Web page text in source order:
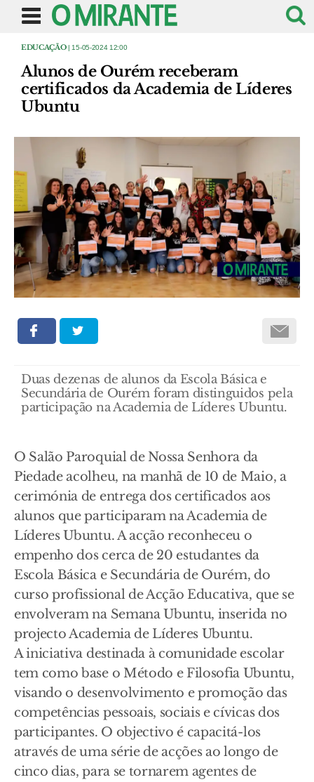
EDUCAÇÃO| 15-05-2024 12:00
Alunos de Ourém receberam
certificados da Academia de Líderes
Ubuntu
Duas dezenas de alunos da Escola Básica e
Secundária de Ourém foram distinguidos pela
participação na Academia de Líderes Ubuntu.
O Salão Paroquial de Nossa Senhora da
Piedade acolheu, na manhã de 10 de Maio, a
cerimónia de entrega dos certificados aos
alunos que participaram na Academia de
Líderes Ubuntu. A acção reconheceu o
empenho dos cerca de 20 estudantes da
Escola Básica e Secundária de Ourém, do
curso profissional de Acção Educativa, que se
envolveram na Semana Ubuntu, inserida no
projecto Academia de Líderes Ubuntu.
A iniciativa destinada à comunidade escolar
tem como base o Método e Filosofia Ubuntu,
visando o desenvolvimento e promoção das
competências pessoais, sociais e cívicas dos
participantes. O objectivo é capacitá-los
através de uma série de acções ao longo de
cinco dias, para se tornarem agentes de